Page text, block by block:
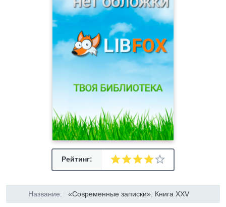
Рейтинг:
Название: «Современные записки». Книга XXV